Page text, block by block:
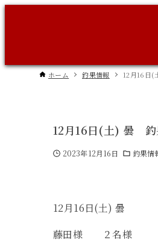
ホーム 釣果情報 12月16日
12月16日(土) 曇 釣
2023年12月16日 釣果情
12月16日(土) 曇
藤田様 ２名様